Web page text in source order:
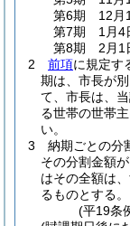
第6期 12月
第7期 1月4
第8期 2月1
2
前項に規定す
期は、市長が
て、市長は、
る世帯の世帯
い。
3
納期ごとの分
その分割金額
はその全額は
るものとする。
(平19条